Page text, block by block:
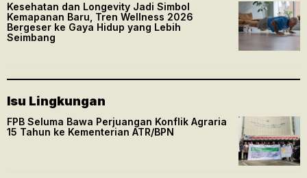
Kesehatan dan Longevity Jadi Simbol
Kemapanan Baru, Tren Wellness 2026
Bergeser ke Gaya Hidup yang Lebih
Seimbang
Isu Lingkungan
FPB Seluma Bawa Perjuangan Konflik Agraria
15 Tahun ke Kementerian ATR/BPN